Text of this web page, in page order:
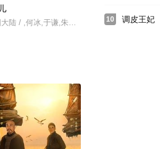
&中国传媒
子案、真凶替死鬼案、县长被杀案、未婚夫
文集团起点女生网作者希行同名作品改编。
陆 / ,何冰,于谦,朱媛媛,徐悦,盛冠森,郭麒麟,孙
10 调皮王妃